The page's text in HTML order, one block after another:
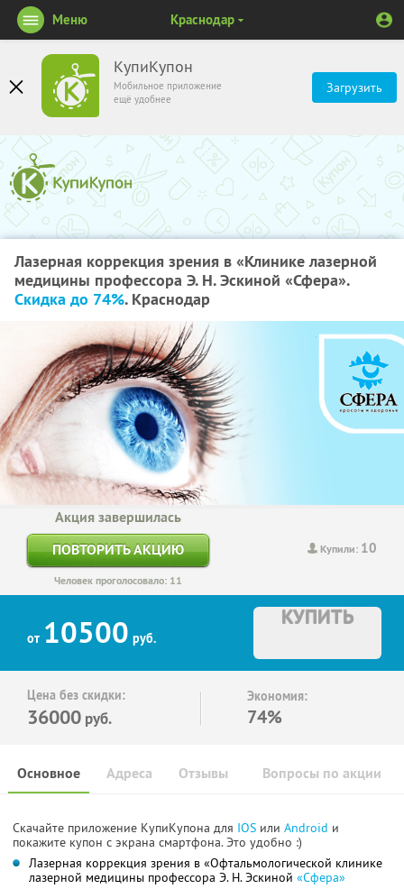
КупиКупон
Мобильное приложение
ещё удобнее
Загрузить
Меню Краснодар
Лазерная коррекция зрения в «Клинике лазерной
медицины профессора Э. Н. Эскиной «Сфера».
Скидка до 74%. Краснодар
Купили: 10
Акция завершилась
ПОВТОРИТЬ АКЦИЮ
Человек проголосовало: 11
от 10500 руб.
КУПИТЬ
Цена без скидки:
36000 руб.
Экономия:
74%
Основное Отзывы Вопросы по акции
Адреса
Скачайте приложение КупиКупона для IOS или Android и
покажите купон с экрана смартфона. Это удобно :)
Лазерная коррекция зрения в «Офтальмологической клинике
лазерной медицины профессора Э. Н. Эскиной «Сфера»